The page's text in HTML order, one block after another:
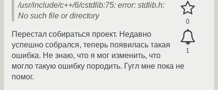
0
1
/usr/include/c++/6/cstdlib:75: error: stdlib.h:
No such file or directory
Перестал собираться проект. Недавно
успешно собрался, теперь появилась такая
ошибка. Не знаю, что я мог изменить, что
могло такую ошибку породить. Гугл мне пока не
помог.